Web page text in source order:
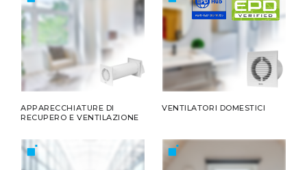
APPARECCHIATURE DI
RECUPERO E VENTILAZIONE
VENTILATORI DOMESTICI